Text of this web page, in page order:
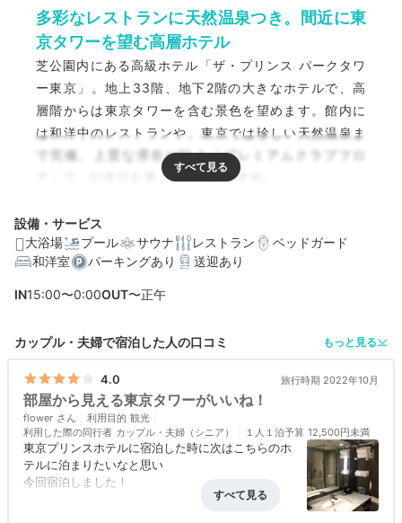
多彩なレストランに天然温泉つき。間近に東
京タワーを望む高層ホテル
芝公園内にある高級ホテル「ザ・プリンス パークタワ
ー東京」。地上33階、地下2階の大きなホテルで、高
層階からは東京タワーを含む景色を望めます。館内に
は和洋中のレストランや、東京では珍しい天然温泉ま
で完備。上質な滞在が叶う「プレミアムクラブフロ
ア」で、記念日を過ごすのもおすすめ。
編集部おすすめの３つのポイント
日本料理、中華、洋食など、シーンに応じて選べるレス
トラン
記念日にぴったりの「プレミアムクラブフロア」で、贅
沢なステイ
宿泊体験やホテル公式からのコメントあり
設備・サービス
大浴場
プール サウナ レストラン
ベッドガード
和洋室
パーキングあり 送迎あり
IN15:00〜0:00OUT〜正午
カップル・夫婦で宿泊した人の口コミ もっと見る
4.0 旅行時期 2022年10月
部屋から見える東京タワーがいいね！
flower 利用目的 観光
利用した際の同行者 カップル・夫婦（シニア） １人１泊予算 12,500円未満
東京プリンスホテルに宿泊した時に次はこちらのホ
テルに泊まりたいなと思い
今回宿泊しました！